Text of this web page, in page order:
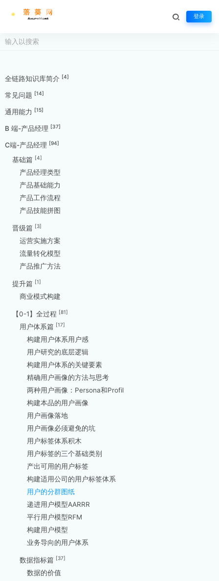
登录
全链路知识库简介 [4]
常见问题 [14]
通用能力 [15]
B 端-产品经理 [37]
C端-产品经理 [94]
基础篇 [4]
产品经理类型
产品基础能力
产品工作流程
产品技能拼图
晋级篇 [3]
运营实施方案
流量转化模型
产品推广方法
提升篇 [1]
商业模式构建
【0-1】全过程 [81]
用户体系篇 [17]
构建用户体系用户感
用户研究的底层逻辑
构建用户体系的关键要素
精确用户画像的方法与思考
两种用户画像：Persona和Profil
构建本品的用户画像
用户画像落地
用户画像必须避免的坑
用户标签体系积木
用户标签的三个基础类别
产出可用的用户标签
构建适用公司的用户标签体系
用户的分群图纸
递进用户模型AARRR
平行用户模型RFM
构建用户模型
业务导向的用户体系
数据指标篇 [37]
数据的价值